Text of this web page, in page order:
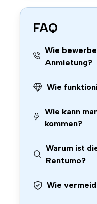
FAQ
Wie
Anmietung?
Wie
Wie kann
kommen?
Warum ist
Rentumo?
Wie